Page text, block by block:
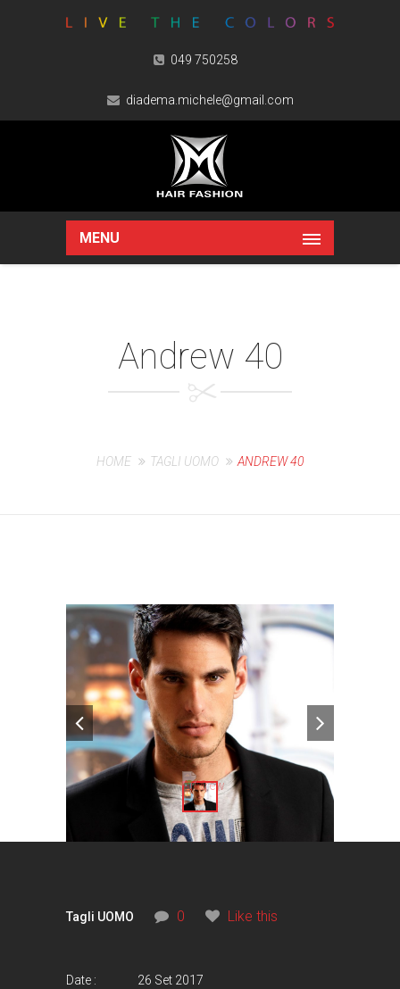
049 750258
diadema.michele@gmail.com
MENU
Andrew 40
HOME TAGLI UOMO ANDREW 40
Tagli UOMO 0 Like this
Date : 26 Set 2017